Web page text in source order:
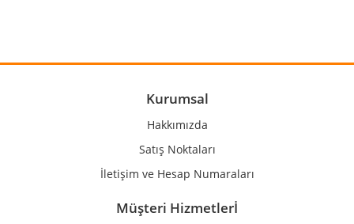
Kurumsal
Hakkımızda
Satış Noktaları
İletişim ve Hesap Numaraları
Müşteri Hizmetlerİ